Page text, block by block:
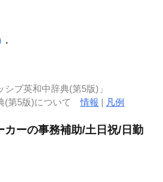
．
ブ英和中辞典(第5版)」
(第5版)について情報 | 凡例
カーの事務補助/土日祝/日勤